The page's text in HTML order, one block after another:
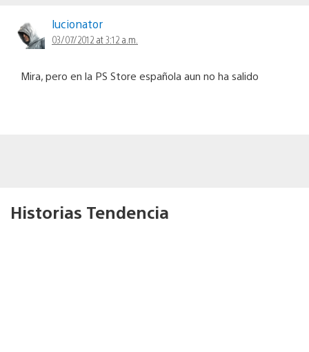
lucionator
03/07/2012 at 3:12 a.m.
Mira, pero en la PS Store española aun no ha salido
Historias Tendencia